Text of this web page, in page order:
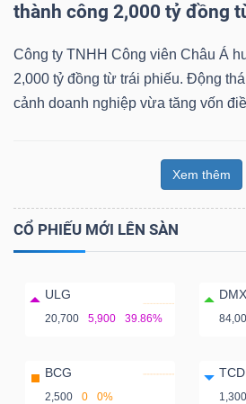
thành công 2,000 tỷ đồng
Công ty TNHH Công viên Châu Á
2,000 tỷ đồng từ trái phiếu. Động
cảnh doanh nghiệp vừa tăng vốn
Xem thêm
CỔ PHIẾU MỚI LÊN SÀN
ULG
20,700 5,900 39.86%
DMX
BCG
2,500 0 0%
TCD
1,300